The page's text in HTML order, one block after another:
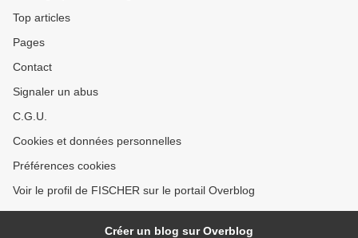
Top articles
Pages
Contact
Signaler un abus
C.G.U.
Cookies et données personnelles
Préférences cookies
Voir le profil de FISCHER sur le portail Overblog
Créer un blog sur Overblog